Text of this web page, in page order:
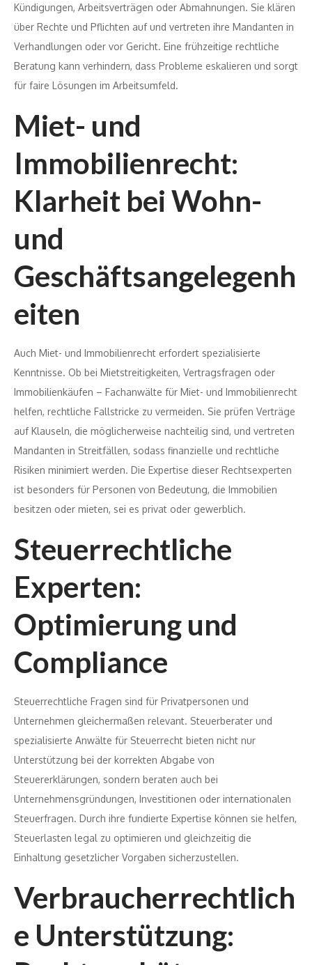
Kündigungen, Arbeitsverträgen oder Abmahnungen. Sie klären
über Rechte und Pflichten auf und vertreten ihre Mandanten in
Verhandlungen oder vor Gericht. Eine frühzeitige rechtliche
Beratung kann verhindern, dass Probleme eskalieren und sorgt
für faire Lösungen im Arbeitsumfeld.
Miet- und
Immobilienrecht:
Klarheit bei Wohn-
und
Geschäftsangelegenh
eiten
Auch Miet- und Immobilienrecht erfordert spezialisierte
Kenntnisse. Ob bei Mietstreitigkeiten, Vertragsfragen oder
Immobilienkäufen – Fachanwälte für Miet- und Immobilienrecht
helfen, rechtliche Fallstricke zu vermeiden. Sie prüfen Verträge
auf Klauseln, die möglicherweise nachteilig sind, und vertreten
Mandanten in Streitfällen, sodass finanzielle und rechtliche
Risiken minimiert werden. Die Expertise dieser Rechtsexperten
ist besonders für Personen von Bedeutung, die Immobilien
besitzen oder mieten, sei es privat oder gewerblich.
Steuerrechtliche
Experten:
Optimierung und
Compliance
Steuerrechtliche Fragen sind für Privatpersonen und
Unternehmen gleichermaßen relevant. Steuerberater und
spezialisierte Anwälte für Steuerrecht bieten nicht nur
Unterstützung bei der korrekten Abgabe von
Steuererklärungen, sondern beraten auch bei
Unternehmensgründungen, Investitionen oder internationalen
Steuerfragen. Durch ihre fundierte Expertise können sie helfen,
Steuerlasten legal zu optimieren und gleichzeitig die
Einhaltung gesetzlicher Vorgaben sicherzustellen.
Verbraucherrechtlich
e Unterstützung: